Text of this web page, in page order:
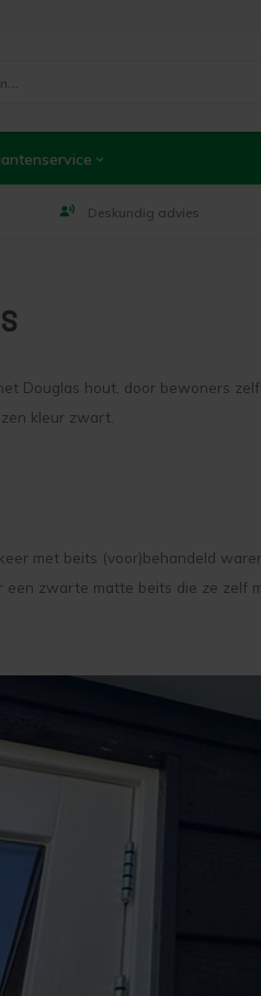
Deskundig advies
Douglas hout, door bewoners
kleur zwart.
met beits (voor)behandeld
zwarte matte beits die ze zelf